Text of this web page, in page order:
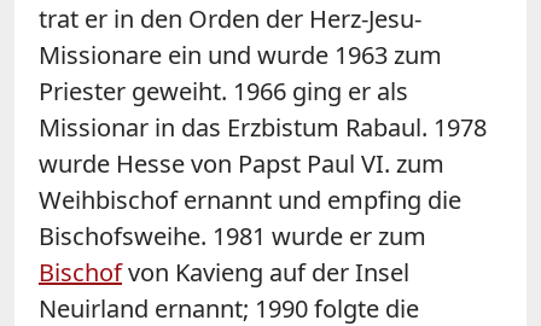
trat er in den Orden der Herz-Jesu-
Missionare ein und wurde 1963 zum
Priester geweiht. 1966 ging er als
Missionar in das Erzbistum Rabaul. 1978
wurde Hesse von Papst Paul VI. zum
Weihbischof ernannt und empfing die
Bischofsweihe. 1981 wurde er zum
Bischofvon Kavieng auf der Insel
Neuirland ernannt; 1990 folgte die